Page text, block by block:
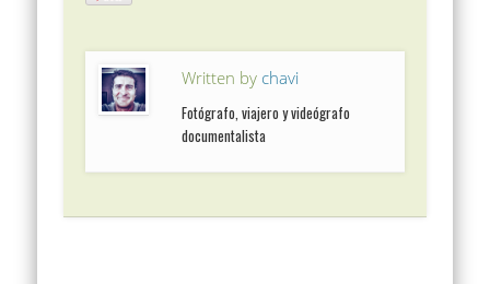
Written by chavi
Fotógrafo, viajero y videógrafo
documentalista